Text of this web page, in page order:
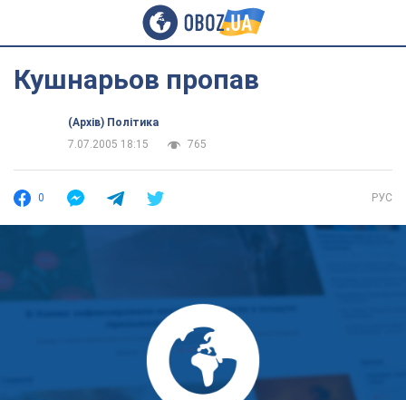
Кушнарьов пропав
(Архів) Політика
7.07.2005 18:15
765
0 РУС